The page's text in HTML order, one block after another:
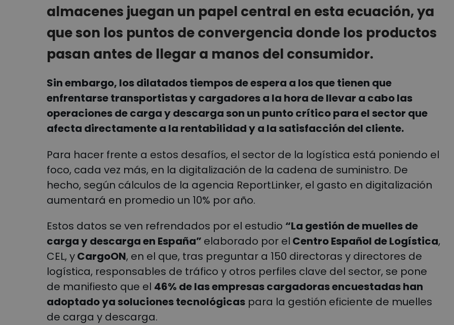
almacenes juegan un papel central en esta ecuación, ya
que son los puntos de convergencia donde los productos
pasan antes de llegar a manos del consumidor.
Sin embargo, los dilatados tiempos de espera a los que tienen que
enfrentarse transportistas y cargadores a la hora de llevar a cabo las
operaciones de carga y descarga son un punto crítico para el sector que
afecta directamente a la rentabilidad y a la satisfacción del cliente.
Para hacer frente a estos desafíos, el sector de la logística está poniendo el
foco, cada vez más, en la digitalización de la cadena de suministro. De
hecho, según cálculos de la agencia ReportLinker, el gasto en digitalización
aumentará en promedio un 10% por año.
Estos datos se ven refrendados por el estudio “La gestión de muelles de
carga y descarga en España” elaborado por el Centro Español de Logística,
CEL, yCargoON, en el que, tras preguntar a 150 directoras y directores de
logística, responsables de tráfico y otros perfiles clave del sector, se pone
de manifiesto que el 46% de las empresas cargadoras encuestadas han
adoptado ya soluciones tecnológicas para la gestión eficiente de muelles
de carga y descarga.